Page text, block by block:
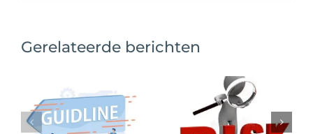
Gerelateerde berichten